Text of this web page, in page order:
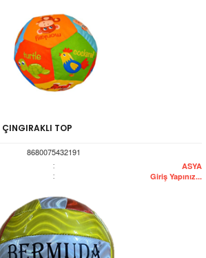
TOP
8680075432191
: ASYA
: Giriş Yapınız...